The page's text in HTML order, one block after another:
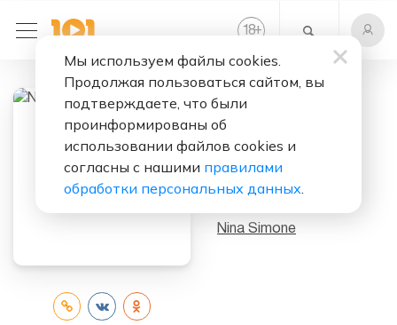
18+
Слушать бесплатно
Nina Simone At
Town Hall
Nina Simone
Мы используем файлы cookies.
Продолжая пользоваться сайтом, вы
подтверждаете, что были
проинформированы об
использовании файлов cookies и
согласны с нашими правилами
обработки персональных данных.